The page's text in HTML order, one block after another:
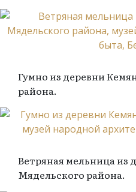
Гумно из деревни
района.
Ветряная мельница из
Мядельского района.